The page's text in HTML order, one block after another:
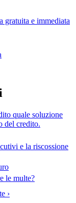
gratuita e immediata
quale soluzione
del credito.
e la riscossione
le multe?
›